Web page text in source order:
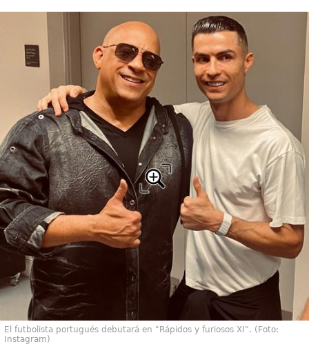
El futbolista portugués debutará en "Rápidos y furiosos XI". (Foto:
Instagram)